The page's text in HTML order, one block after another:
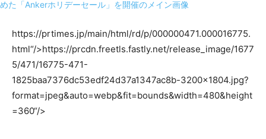
https://prtimes.jp/main/html/rd/p/000000471.000016775.
html“/>https://prcdn.freetls.fastly.net/release_image/1677
5/471/16775-471-
1825baa7376dc53edf24d37a1347ac8b-3200×1804.jpg?
format=jpeg&auto=webp&fit=bounds&width=480&height
=360“/>